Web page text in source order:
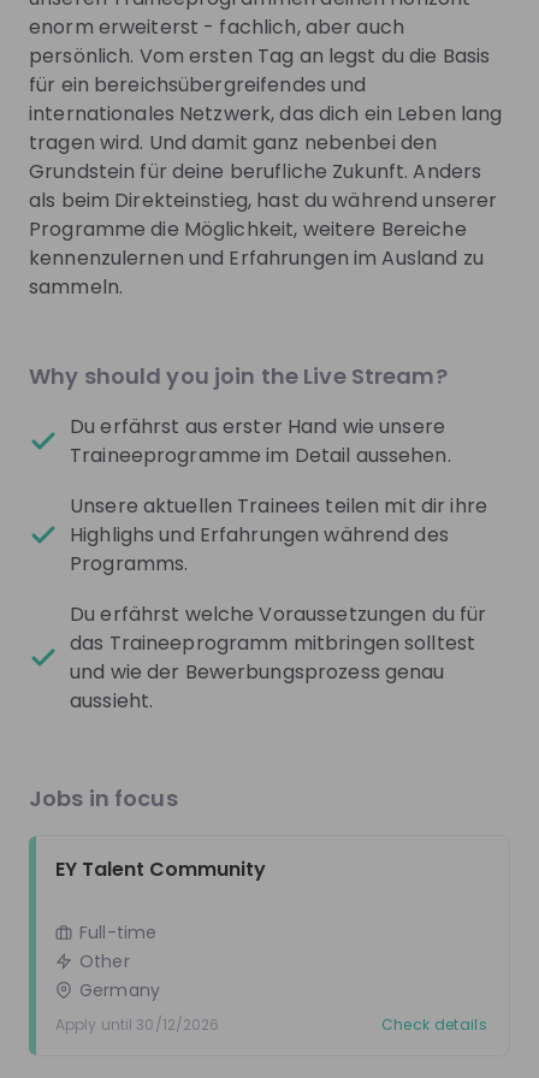
Transactions an. Unterstützt durch fundiertes
Branchenwissen, ein global verbundenes,
multidisziplinäres Netzwerk und vielfältige
Ökosystem-Partner bieten unsere Teams
Dienstleistungen in mehr als 150 Ländern und
Regionen an.
Ihr möchtet Teil unseres EY-Netzwerks sein,
regelmäßig Karriere-News, Hot Jobs oder
Einladungen zu Karriere-Events erhalten? Dann
Jobportalund bewerbt euch noch heute.
oder auf unseren Social-Media-Kanälen:
LinkedIn
Facebook
Instagram
Podcasts
Join their Talent Pool so they can reach out to
Join Talent Pool
Jobs
enorm erweiterst - fachlich, aber auch
persönlich. Vom ersten Tag an legst du die Basis
für ein bereichsübergreifendes und
internationales Netzwerk, das dich ein Leben lang
tragen wird. Und damit ganz nebenbei den
Grundstein für deine berufliche Zukunft. Anders
als beim Direkteinstieg, hast du während unserer
Programme die Möglichkeit, weitere Bereiche
kennenzulernen und Erfahrungen im Ausland zu
Why should you join the Live Stream?
Du erfährst aus erster Hand wie unsere
Traineeprogramme im Detail aussehen.
Unsere aktuellen Trainees teilen mit dir ihre
Highlighs und Erfahrungen während des
Programms.
Du erfährst welche Voraussetzungen du für
das Traineeprogramm mitbringen solltest
und wie der Bewerbungsprozess genau
aussieht.
Jobs in focus
EY Talent Community
Full-time
Other
Germany
Apply until 30/12/2026 Check details